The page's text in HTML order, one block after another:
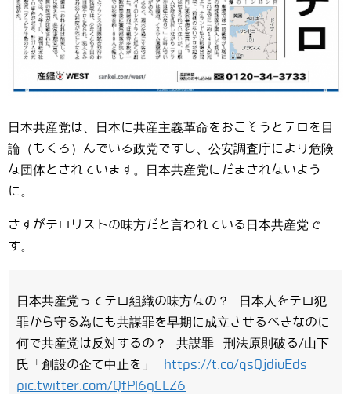
日本共産党は、日本に共産主義革命をおこそうとテロを目
論（もくろ）んでいる政党ですし、公安調査庁により危険
な団体とされています。日本共産党にだまされないよう
に。
さすがテロリストの味方だと言われている日本共産党で
す。
日本共産党ってテロ組織の味方なの？ 日本人をテロ犯
罪から守る為にも共謀罪を早期に成立させるべきなのに
何で共産党は反対するの？ 共謀罪 刑法原則破る/山下
氏「創設の企て中止を」
https://t.co/qsQjdiuEds
pic.twitter.com/QfPI6gCLZ6